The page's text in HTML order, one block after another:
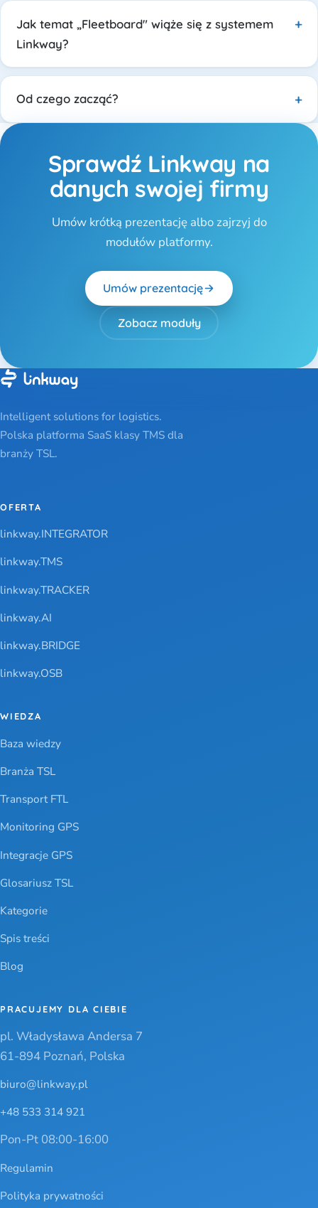
Jak temat „Fleetboard" wiąże się z systemem
Linkway?
Od czego zacząć?
Sprawdź Linkway na
danych swojej firmy
Umów krótką prezentację albo zajrzyj do
modułów platformy.
Umów prezentację
Zobacz moduły
Intelligent solutions for logistics.
Polska platforma SaaS klasy TMS dla
branży TSL.
OFERTA
linkway.INTEGRATOR
linkway.TMS
linkway.TRACKER
linkway.AI
linkway.BRIDGE
linkway.OSB
WIEDZA
Baza wiedzy
Branża TSL
Transport FTL
Monitoring GPS
Integracje GPS
Glosariusz TSL
Kategorie
Spis treści
Blog
PRACUJEMY DLA CIEBIE
pl. Władysława Andersa 7
61-894 Poznań, Polska
biuro@linkway.pl
+48 533 314 921
Pon-Pt 08:00-16:00
Regulamin
Polityka prywatności